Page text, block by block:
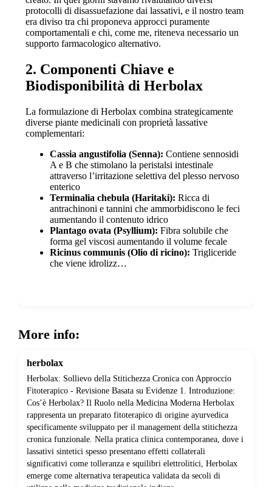
protocolli di disassuefazione dai lassativi, e il nostro team
era diviso tra chi proponeva approcci puramente
comportamentali e chi, come me, riteneva necessario un
supporto farmacologico alternativo.
2. Componenti Chiave e
Biodisponibilità di Herbolax
La formulazione di Herbolax combina strategicamente
diverse piante medicinali con proprietà lassative
complementari:
Cassia angustifolia (Senna): Contiene sennosidi
A e B che stimolano la peristalsi intestinale
attraverso l’irritazione selettiva del plesso nervoso
enterico
Terminalia chebula (Haritaki): Ricca di
antrachinoni e tannini che ammorbidiscono le feci
aumentando il contenuto idrico
Plantago ovata (Psyllium): Fibra solubile che
forma gel viscosi aumentando il volume fecale
Ricinus communis (Olio di ricino): Trigliceride
che viene idrolizz…
More info:
herbolax
Herbolax: Sollievo della Stitichezza Cronica con Approccio
Fitoterapico - Revisione Basata su Evidenze 1. Introduzione:
Cos’è Herbolax? Il Ruolo nella Medicina Moderna Herbolax
rappresenta un preparato fitoterapico di origine ayurvedica
specificamente sviluppato per il management della stitichezza
cronica funzionale. Nella pratica clinica contemporanea, dove i
lassativi sintetici spesso presentano effetti collaterali
significativi come tolleranza e squilibri elettrolitici, Herbolax
emerge come alternativa terapeutica validata da secoli di